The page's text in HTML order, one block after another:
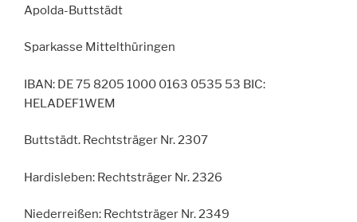
Apolda-Buttstädt
Sparkasse Mittelthüringen
IBAN: DE 75 8205 1000 0163 0535 53 BIC:
HELADEF1WEM
Buttstädt. Rechtsträger Nr. 2307
Hardisleben: Rechtsträger Nr. 2326
Niederreißen: Rechtsträger Nr. 2349